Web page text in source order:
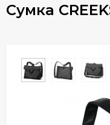
Сумка